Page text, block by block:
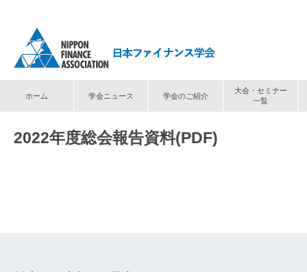
ホーム 学会ニュース 学会のご紹介
大会・セミナー
一覧
2022年度総会報告資料(PDF)